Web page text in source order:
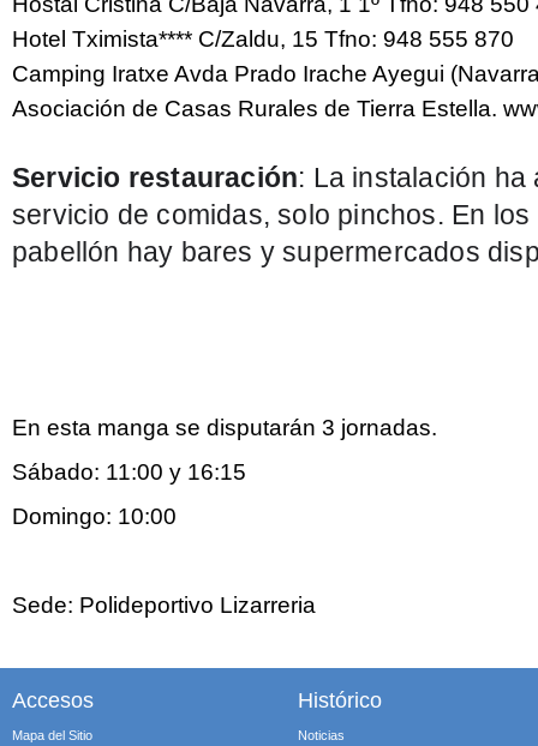
Hotel Tximista**** C/Zaldu, 15 Tfno: 948 555 870
Camping Iratxe Avda Prado Irache Ayegui
Asociación de Casas Rurales de Tierra Estella.
Servicio restauración: La instalación ha
servicio de comidas, solo pinchos. En
pabellón hay bares y supermercados
En esta manga se disputarán 3 jornadas.
Sábado: 11:00 y 16:15
Domingo: 10:00
Sede: Polideportivo Lizarreria
Accesos
Mapa del Sitio
Histórico
Noticias